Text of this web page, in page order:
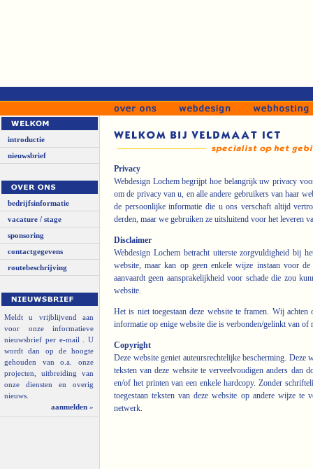
introductie
nieuwsbrief
bedrijfsinformatie
vacature / stage
sponsoring
contactgegevens
routebeschrijving
Meldt u vrijblijvend aan
voor onze informatieve
nieuwsbrief per e-mail . U
wordt dan op de hoogte
gehouden van o.a. onze
projecten, uitbreiding van
onze diensten en overig
nieuws.
aanmelden »
Privacy
Webdesign Lochem begrijpt hoe belangrijk uw privacy
om de privacy van u, en alle andere gebruikers van haar
de persoonlijke informatie die u ons verschaft altijd
derden, maar we gebruiken ze uitsluitend voor het leveren
Disclaimer
Webdesign Lochem betracht uiterste zorgvuldigheid bij
website, maar kan op geen enkele wijze instaan voor
aanvaardt geen aansprakelijkheid voor schade die zou
website.
Het is niet toegestaan deze website te framen. Wij
informatie op enige website die is verbonden/gelinkt van of
Copyright
Deze website geniet auteursrechtelijke bescherming.
teksten van deze website te verveelvoudigen anders dan
en/of het printen van een enkele hardcopy. Zonder
toegestaan teksten van deze website op andere wijze te
netwerk.